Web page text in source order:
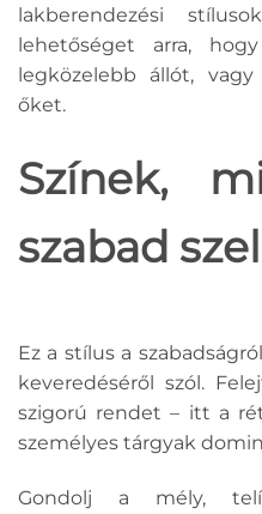
lakberendezési
lehetőséget arra,
legközelebb állót,
őket.
Színek,
szabad
Ez a stílus a
keveredéséről szól.
szigorú rendet – itt a
személyes tárgyak
Gondolj a mély,